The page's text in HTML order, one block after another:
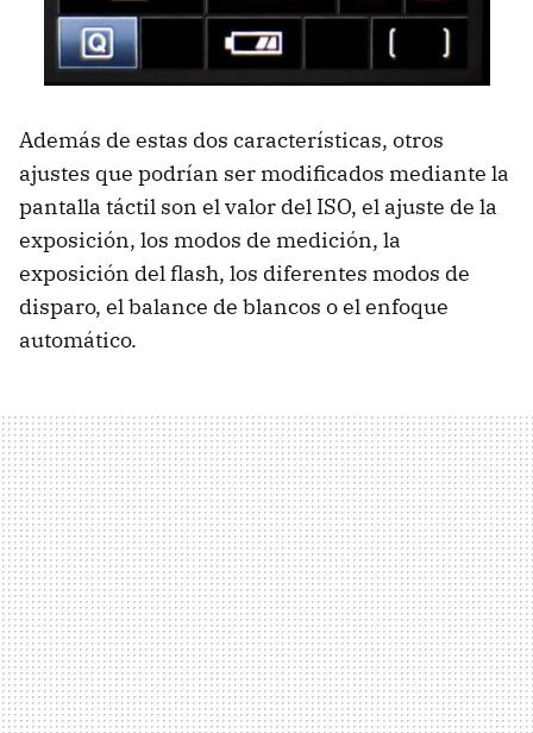
Además de estas dos características, otros
ajustes que podrían ser modificados mediante la
pantalla táctil son el valor del ISO, el ajuste de la
exposición, los modos de medición, la
exposición del flash, los diferentes modos de
disparo, el balance de blancos o el enfoque
automático.